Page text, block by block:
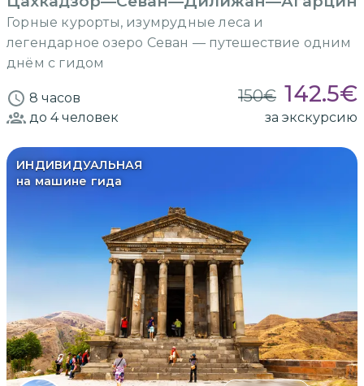
Горные курорты, изумрудные леса и
легендарное озеро Севан — путешествие одним
днём с гидом
8 часов 150€ 142.5€
до 4человек за экскурсию
ИНДИВИДУАЛЬНАЯ
на машине гида